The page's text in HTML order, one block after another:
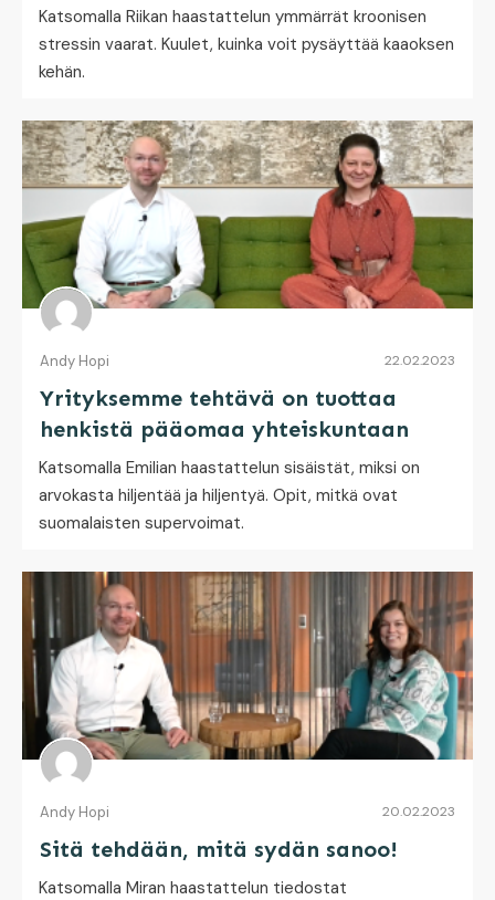
Katsomalla Riikan haastattelun ymmärrät kroonisen
stressin vaarat. Kuulet, kuinka voit pysäyttää kaaoksen
kehän.
Andy Hopi 22.02.2023
Yrityksemme tehtävä on tuottaa
henkistä pääomaa yhteiskuntaan
Katsomalla Emilian haastattelun sisäistät, miksi on
arvokasta hiljentää ja hiljentyä. Opit, mitkä ovat
suomalaisten supervoimat.
Andy Hopi 20.02.2023
Sitä tehdään, mitä sydän sanoo!
Katsomalla Miran haastattelun tiedostat